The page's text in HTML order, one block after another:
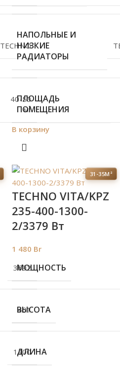
TECHNO
40-50
м²
НАПОЛЬНЫЕ И
НИЗКИЕ
РАДИАТОРЫ
ПЛОЩАДЬ
ПОМЕЩЕНИЯ
В корзину
3692
401
1400
31-35М²
TECHNO VITA/KPZ
235-400-1300-
2/3379 Вт
1 480 Br
МОЩНОСТЬ
ВЫСОТА
ДЛИНА